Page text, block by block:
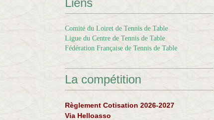
Liens
Comité du Loiret de Tennis de Table
Ligue du Centre de Tennis de Table
Fédération Française de Tennis de Table
La compétition
Règlement Cotisation 2026-2027
Via Helloasso